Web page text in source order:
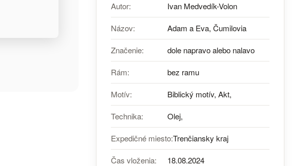
Autor: Ivan Medvedík-Volon
Názov: Adam a Eva, Čumilovia
Značenie: dole napravo alebo nalavo
Rám: bez ramu
Motív: Biblický motív, Akt,
Technika: Olej,
Expedičné miesto:Trenčiansky kraj
Čas vloženia: 18.08.2024